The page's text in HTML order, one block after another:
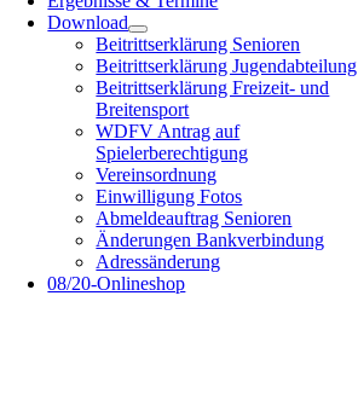
Download
Beitrittserklärung Senioren
Beitrittserklärung Jugendabteilung
Beitrittserklärung Freizeit- und
Breitensport
WDFV Antrag auf
Spielerberechtigung
Vereinsordnung
Einwilligung Fotos
Abmeldeauftrag Senioren
Änderungen Bankverbindung
Adressänderung
08/20-Onlineshop